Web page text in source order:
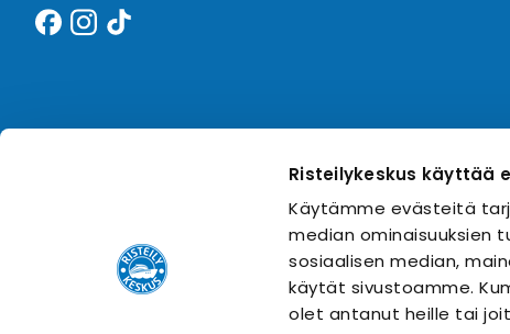
Risteilykeskus käyttää
Käytämme evästeitä
median ominaisuuksien
sosiaalisen median,
käytät sivustoamme.
olet antanut heille tai